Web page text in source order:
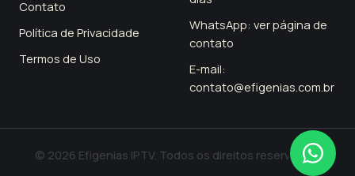
Contato
Política de Privacidade
Termos de Uso
WhatsApp: ver página de
contato
E-mail:
contato@efigenias.com.br
© 2026 Efigenias IPTV. Todos os direitos reservados.